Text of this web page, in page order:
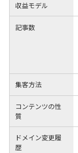
収益モデル
記事数
集客方法
コンテンツの性
質
ドメイン変更履
歴